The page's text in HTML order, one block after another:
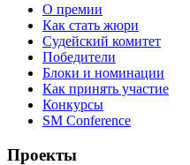
О премии
Как стать жюри
Судейский комитет
Победители
Блоки и номинации
Как принять участие
Конкурсы
SM Conference
Проекты